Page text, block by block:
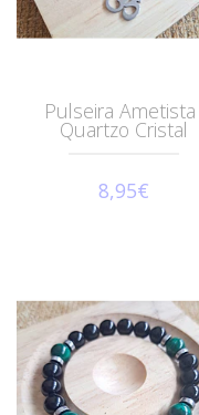
Pulseira Ametista
Quartzo Cristal
8,95€